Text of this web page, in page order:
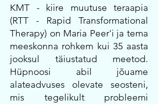
KMT - kiire muutuse teraapia
(RTT - Rapid Transformational
Therapy) on Maria Peer'i ja tema
meeskonna rohkem kui 35 aasta
jooksul täiustatud meetod.
Hüpnoosi abil jõuame
alateadvuses olevate seosteni,
mis tegelikult probleemi